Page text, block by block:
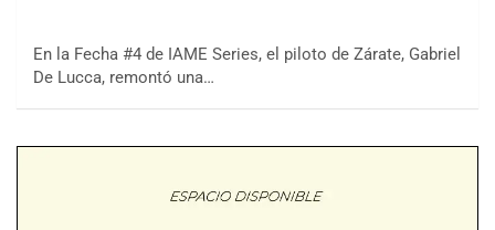
En la Fecha #4 de IAME Series, el piloto de Zárate, Gabriel
De Lucca, remontó una…